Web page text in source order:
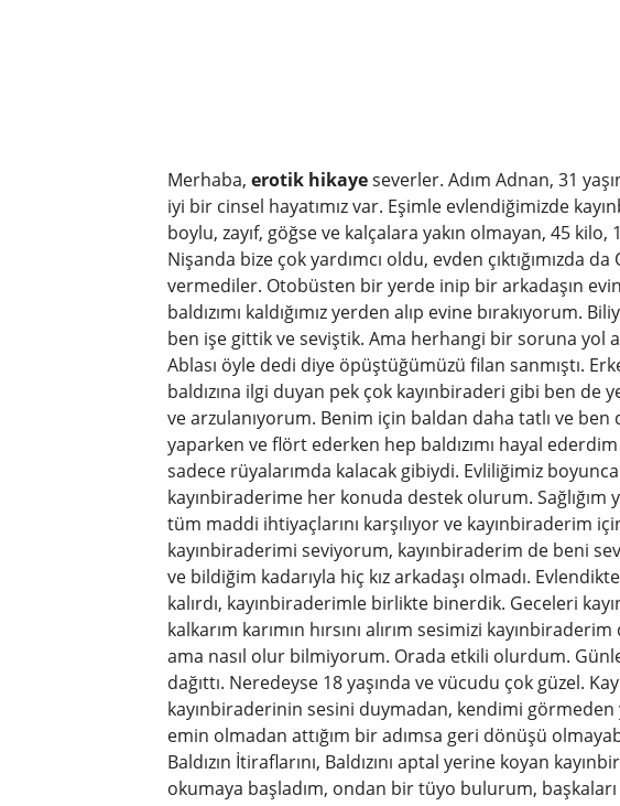
Merhaba, erotik hikayeseverler. Adım Adnan, 31
iyi bir cinsel hayatımız var. Eşimle evlendiğimizde
boylu, zayıf, göğse ve kalçalara yakın olmayan, 45
Nişanda bize çok yardımcı oldu, evden çıktığımızda
vermediler. Otobüsten bir yerde inip bir arkadaşın
baldızımı kaldığımız yerden alıp evine bırakıyorum.
ben işe gittik ve seviştik. Ama herhangi bir soruna yol
Ablası öyle dedi diye öpüştüğümüzü filan sanmıştı.
baldızına ilgi duyan pek çok kayınbiraderi gibi ben de
ve arzulanıyorum. Benim için baldan daha tatlı ve ben
yaparken ve flört ederken hep baldızımı hayal
sadece rüyalarımda kalacak gibiydi. Evliliğimiz
kayınbiraderime her konuda destek olurum.
tüm maddi ihtiyaçlarını karşılıyor ve kayınbiraderim
kayınbiraderimi seviyorum, kayınbiraderim de beni
ve bildiğim kadarıyla hiç kız arkadaşı olmadı.
kalırdı, kayınbiraderimle birlikte binerdik. Geceleri
kalkarım karımın hırsını alırım sesimizi
ama nasıl olur bilmiyorum. Orada etkili olurdum.
dağıttı. Neredeyse 18 yaşında ve vücudu çok güzel.
kayınbiraderinin sesini duymadan, kendimi
emin olmadan attığım bir adımsa geri dönüşü
Baldızın İtiraflarını, Baldızını aptal yerine koyan
okumaya başladım, ondan bir tüyo bulurum, başkaları